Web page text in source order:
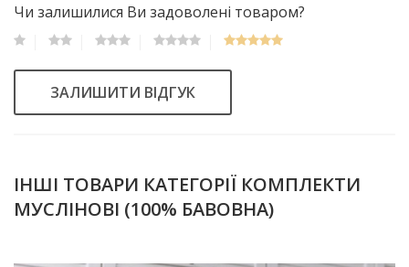
Чи залишилися Ви задоволені товаром?
ЗАЛИШИТИ ВІДГУК
ІНШІ ТОВАРИ КАТЕГОРІЇ КОМПЛЕКТИ
МУСЛІНОВІ (100% БАВОВНА)